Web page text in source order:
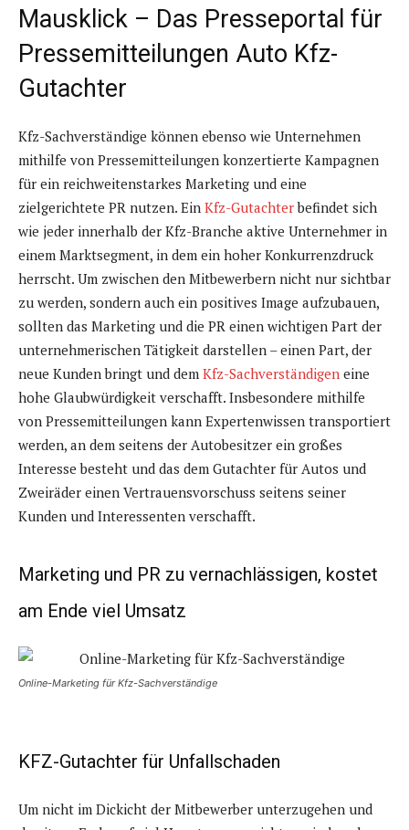
Mausklick – Das Presseportal für
Pressemitteilungen Auto Kfz-
Gutachter
Kfz-Sachverständige können ebenso wie Unternehmen
mithilfe von Pressemitteilungen konzertierte Kampagnen
für ein reichweitenstarkes Marketing und eine
zielgerichtete PR nutzen. Ein Kfz-Gutachterbefindet sich
wie jeder innerhalb der Kfz-Branche aktive Unternehmer in
einem Marktsegment, in dem ein hoher Konkurrenzdruck
herrscht. Um zwischen den Mitbewerbern nicht nur sichtbar
zu werden, sondern auch ein positives Image aufzubauen,
sollten das Marketing und die PR einen wichtigen Part der
unternehmerischen Tätigkeit darstellen – einen Part, der
neue Kunden bringt und dem Kfz-Sachverständigen eine
hohe Glaubwürdigkeit verschafft. Insbesondere mithilfe
von Pressemitteilungen kann Expertenwissen transportiert
werden, an dem seitens der Autobesitzer ein großes
Interesse besteht und das dem Gutachter für Autos und
Zweiräder einen Vertrauensvorschuss seitens seiner
Kunden und Interessenten verschafft.
Marketing und PR zu vernachlässigen, kostet
am Ende viel Umsatz
Online-Marketing für Kfz-Sachverständige
KFZ-Gutachter für Unfallschaden
Um nicht im Dickicht der Mitbewerber unterzugehen und